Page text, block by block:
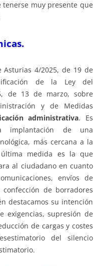
muy presente que
Asturias 4/2025, de 19 de
de la Ley del
de 13 de marzo, sobre
y de Medidas
administrativa. Es
de una
más cercana a la
medida es la que
al ciudadano en cuanto
envíos de
de borradores
destacamos su intención
exigencias, supresión de
de cargas y costes
del silencio